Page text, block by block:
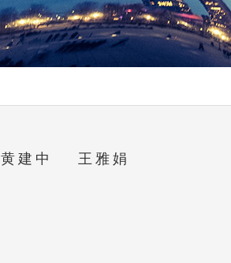
黄建中
王雅娟